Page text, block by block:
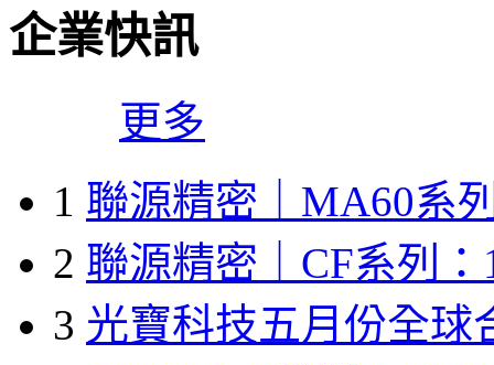
企業快訊
更多
1 聯源精密｜MA60系
2 聯源精密｜CF系列：
3 光寶科技五月份全球